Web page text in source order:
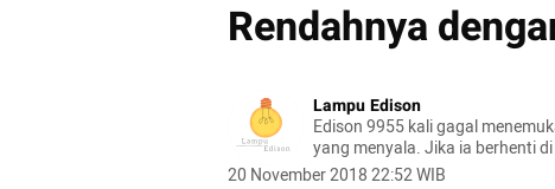
Rendahnya
Lampu Edison
Edison 9955 kali gagal
yang menyala. Jika ia berhenti
9956, mungkin sekarang kita
20 November 2018 22:52 WIB